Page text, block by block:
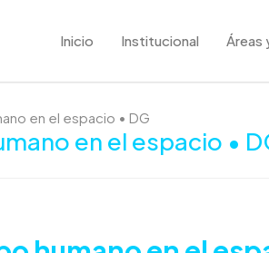
Inicio Institucional Áreas
en el espacio • DG
en el espacio •